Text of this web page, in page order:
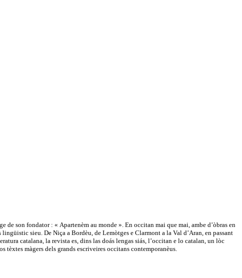
de son fondator : « Apartenèm au monde ». En occitan mai que mai, ambe d’òbras en
sieu. De Niça a Bordèu, de Lemòtges e Clarmont a la Val d’Aran, en passant
catalana, la revista es, dins las doás lengas siás, l’occitan e lo catalan, un lòc
màgers dels grands escriveires occitans contemporanèus.